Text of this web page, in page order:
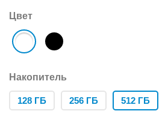
Цвет
Накопитель
128 ГБ 256 ГБ 512 ГБ